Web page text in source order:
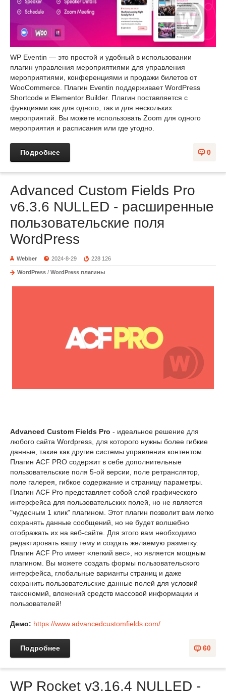
WP Eventin — это простой и удобный в использовании
плагин управления мероприятиями для управления
мероприятиями, конференциями и продажи билетов от
WooCommerce. Плагин Eventin поддерживает WordPress
Shortcode и Elementor Builder. Плагин поставляется с
функциями как для одного, так и для нескольких
мероприятий. Вы можете использовать Zoom для одного
мероприятия и расписания или где угодно.
0
Подробнее
Advanced Custom Fields Pro
v6.3.6 NULLED - расширенные
пользовательские поля
WordPress
Webber 2024-8-29 228 126
WordPress / WordPress плагины
Advanced Custom Fields Pro - идеальное решение для
любого сайта Wordpress, для которого нужны более гибкие
данные, такие как другие системы управления контентом.
Плагин ACF PRO содержит в себе дополнительные
пользовательские поля 5-ой версии, поле ретранслятор,
поле галерея, гибкое содержание и страницу параметры.
Плагин ACF Pro представляет собой слой графического
интерфейса для пользовательских полей, но не является
"чудесным 1 клик" плагином. Этот плагин позволит вам легко
сохранять данные сообщений, но не будет волшебно
отображать их на веб-сайте. Для этого вам необходимо
редактировать вашу тему и создать желаемую разметку.
Плагин ACF Pro имеет «легкий вес», но является мощным
плагином. Вы можете создать формы пользовательского
интерфейса, глобальные варианты страниц и даже
сохранить пользовательские данные полей для условий
таксономий, вложений средств массовой информации и
пользователей!
Демо: https://www.advancedcustomfields.com/
60
Подробнее
WP Rocket v3.16.4 NULLED -